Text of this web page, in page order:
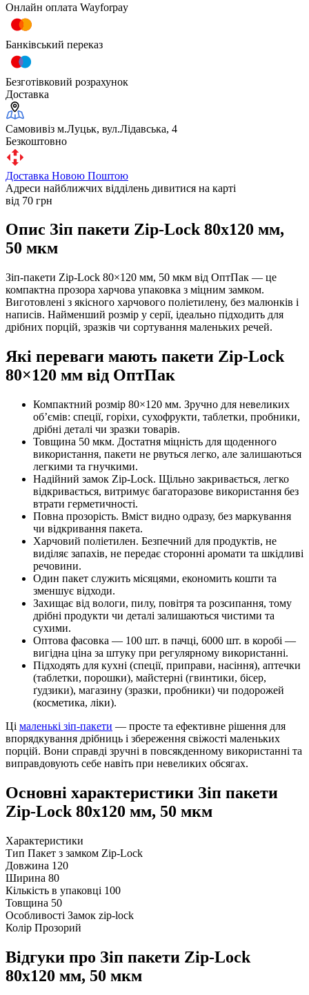
Онлайн оплата Wayforpay
Банківський переказ
Безготівковий розрахунок
Доставка
Самовивіз м.Луцьк, вул.Лідавська, 4
Безкоштовно
Доставка Новою Поштою
Адреси найближчих відділень дивитися на карті
від 70 грн
Опис Зіп пакети Zip-Lock 80х120 мм,
50 мкм
Зіп-пакети Zip-Lock 80×120 мм, 50 мкм від ОптПак — це
компактна прозора харчова упаковка з міцним замком.
Виготовлені з якісного харчового поліетилену, без малюнків і
написів. Найменший розмір у серії, ідеально підходить для
дрібних порцій, зразків чи сортування маленьких речей.
Які переваги мають пакети Zip-Lock
80×120 мм від ОптПак
Компактний розмір 80×120 мм. Зручно для невеликих
об’ємів: спеції, горіхи, сухофрукти, таблетки, пробники,
дрібні деталі чи зразки товарів.
Товщина 50 мкм. Достатня міцність для щоденного
використання, пакети не рвуться легко, але залишаються
легкими та гнучкими.
Надійний замок Zip-Lock. Щільно закривається, легко
відкривається, витримує багаторазове використання без
втрати герметичності.
Повна прозорість. Вміст видно одразу, без маркування
чи відкривання пакета.
Харчовий поліетилен. Безпечний для продуктів, не
виділяє запахів, не передає сторонні аромати та шкідливі
речовини.
Один пакет служить місяцями, економить кошти та
зменшує відходи.
Захищає від вологи, пилу, повітря та розсипання, тому
дрібні продукти чи деталі залишаються чистими та
сухими.
Оптова фасовка — 100 шт. в пачці, 6000 шт. в коробі —
вигідна ціна за штуку при регулярному використанні.
Підходять для кухні (спеції, приправи, насіння), аптечки
(таблетки, порошки), майстерні (гвинтики, бісер,
ґудзики), магазину (зразки, пробники) чи подорожей
(косметика, ліки).
Ці маленькі зіп-пакети — просте та ефективне рішення для
впорядкування дрібниць і збереження свіжості маленьких
порцій. Вони справді зручні в повсякденному використанні та
виправдовують себе навіть при невеликих обсягах.
Основні характеристики Зіп пакети
Zip-Lock 80х120 мм, 50 мкм
Характеристики
Тип Пакет з замком Zip-Lock
Довжина 120
Ширина 80
Кількість в упаковці 100
Товщина 50
Особливості Замок zip-lock
Колір Прозорий
Відгуки про Зіп пакети Zip-Lock
80х120 мм, 50 мкм